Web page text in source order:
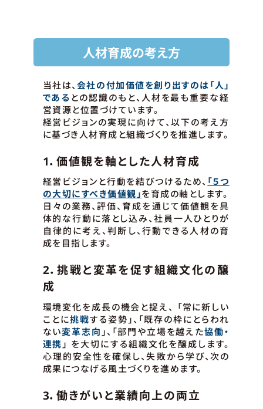
人材育成の考え方
当社は、 会社の付加価値を創り出すのは「人」
である との認識のもと、人材を最も重要な経
営資源と位置づけています。
経営ビジョンの実現に向けて、以下の考え方
に基づき人材育成と組織づくりを推進します。
1．価値観を軸とした人材育成
経営ビジョンと行動を結びつけるため、 「５つ
の大切にすべき価値観」を育成の軸とします。
日々の業務、評価、育成を通じて価値観を具
体的な行動に落とし込み、社員一人ひとりが
自律的に考え、判断し、行動できる人材の育
成を目指します。
2．挑戦と変革を促す組織文化の醸
成
環境変化を成長の機会と捉え、 「常に新しい
ことに挑戦する姿勢」、「既存の枠にとらわれ
ない変革志向 」、「部門や立場を越えた協働・
連携 」 を大切にする組織文化を醸成します。
心理的安全性を確保し、失敗から学び、次の
成果につなげる風土づくりを進めます。
3．働きがいと業績向上の両立